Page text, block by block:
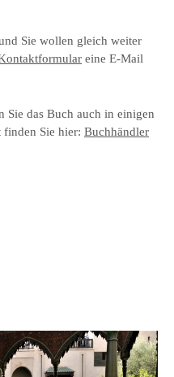
Sie wollen gleich weiter
eine E-Mail
Sie das Buch auch in einigen
Sie hier: Buchhändler